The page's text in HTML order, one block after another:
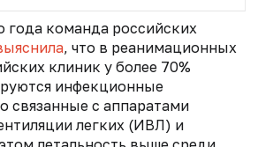
года команда российских
, что в реанимационных
клиник у более 70%
инфекционные
связанные с аппаратами
легких (ИВЛ) и